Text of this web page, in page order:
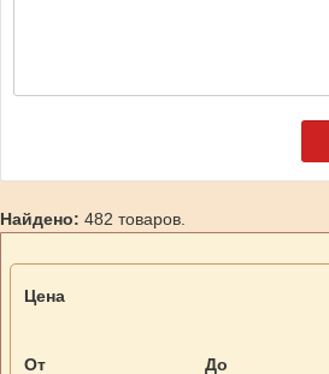
Найдено: 482 товаров.
Цена
От До